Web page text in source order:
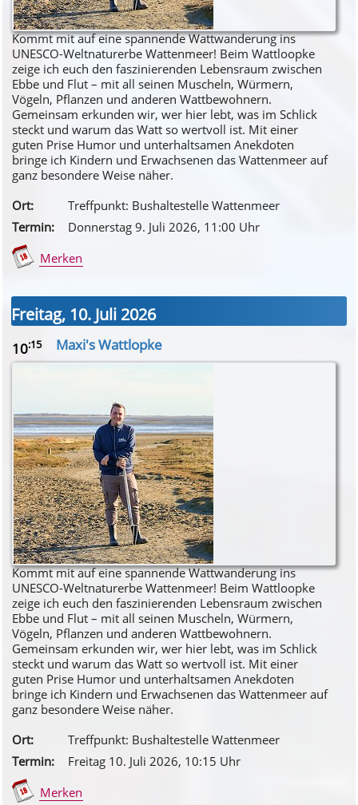
Kommt mit auf eine spannende Wattwanderung ins
UNESCO-Weltnaturerbe Wattenmeer! Beim Wattloopke
zeige ich euch den faszinierenden Lebensraum zwischen
Ebbe und Flut – mit all seinen Muscheln, Würmern,
Vögeln, Pflanzen und anderen Wattbewohnern.
Gemeinsam erkunden wir, wer hier lebt, was im Schlick
steckt und warum das Watt so wertvoll ist. Mit einer
guten Prise Humor und unterhaltsamen Anekdoten
bringe ich Kindern und Erwachsenen das Wattenmeer auf
ganz besondere Weise näher.
Ort:
Treffpunkt: Bushaltestelle Wattenmeer
Termin:
Donnerstag 9. Juli 2026, 11 :00 Uhr
Merken
Freitag, 10. Juli 2026
10:15 Maxi's Wattlopke
Kommt mit auf eine spannende Wattwanderung ins
UNESCO-Weltnaturerbe Wattenmeer! Beim Wattloopke
zeige ich euch den faszinierenden Lebensraum zwischen
Ebbe und Flut – mit all seinen Muscheln, Würmern,
Vögeln, Pflanzen und anderen Wattbewohnern.
Gemeinsam erkunden wir, wer hier lebt, was im Schlick
steckt und warum das Watt so wertvoll ist. Mit einer
guten Prise Humor und unterhaltsamen Anekdoten
bringe ich Kindern und Erwachsenen das Wattenmeer auf
ganz besondere Weise näher.
Ort:
Treffpunkt: Bushaltestelle Wattenmeer
Termin:
Freitag 10. Juli 2026, 10:15 Uhr
Merken